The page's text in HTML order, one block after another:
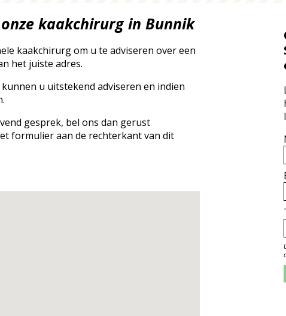
kaakchirurg in Bunnik
kaakchirurg om u te adviseren over een
het juiste adres.
u uitstekend adviseren en indien
gesprek, bel ons dan gerust
formulier aan de rechterkant van dit